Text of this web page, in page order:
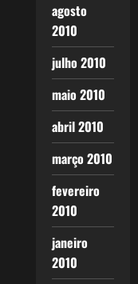
agosto
2010
julho 2010
maio 2010
abril 2010
março 2010
fevereiro
2010
janeiro
2010